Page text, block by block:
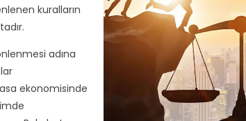
kuralların
adına
ekonomisinde